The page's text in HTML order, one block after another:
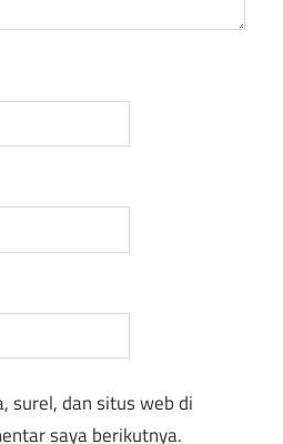
surel, dan situs web di
saya berikutnya.